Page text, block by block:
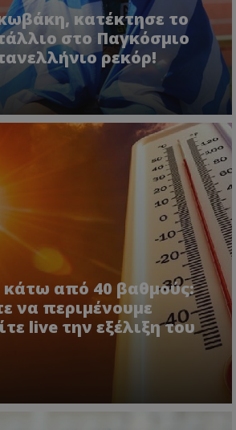
κατέκτησε το
στο Παγκόσμιο
ρεκόρ!
από 40 βαθμούς:
να περιμένουμε
live την εξέλιξη του